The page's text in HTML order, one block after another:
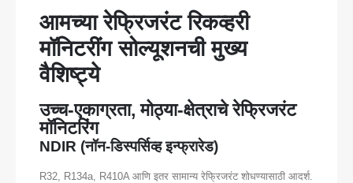
आमच्या रेफ्रिजरंट रिकव्हरी
मॉनिटरींग सोल्यूशनची मुख्य
वैशिष्ट्ये
उच्च-एकाग्रता, मोठ्या-क्षेत्राचे रेफ्रिजरंट
मॉनिटरिंग
NDIR (नॉन-डिस्पर्सिव्ह इन्फ्रारेड)
R32, R134a, R410A आणि इतर सामान्य रेफ्रिजरंट शोधण्यासाठी आदर्श.